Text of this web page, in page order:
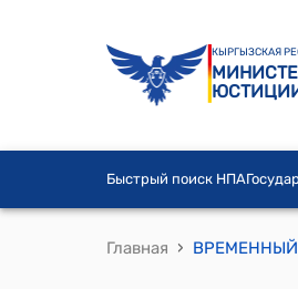
КЫРГЫЗСКАЯ
Быстрый поиск НПА
Главная ›